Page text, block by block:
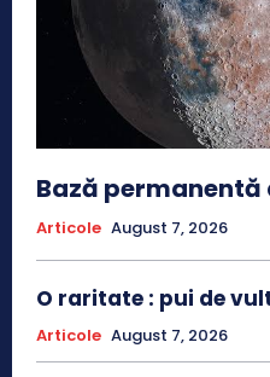
Bază permanentă
Articole August 7, 2026
O raritate : pui de
Articole August 7, 2026